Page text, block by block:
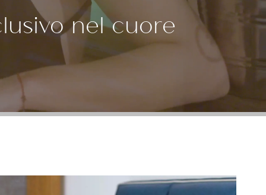
nel cuore